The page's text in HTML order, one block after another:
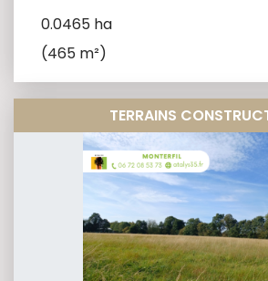
0.0465 ha
(465 m²)
TERRAINS